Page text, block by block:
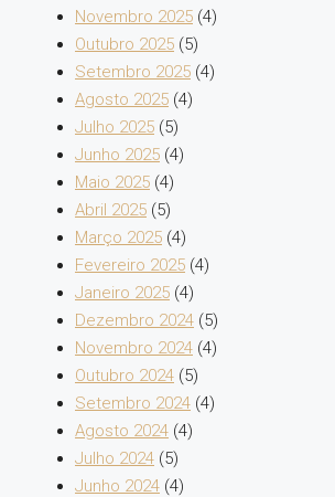
Novembro 2025 (4)
Outubro 2025 (5)
Setembro 2025 (4)
Agosto 2025 (4)
Julho 2025 (5)
Junho 2025 (4)
Maio 2025 (4)
Abril 2025 (5)
Março 2025 (4)
Fevereiro 2025 (4)
Janeiro 2025 (4)
Dezembro 2024 (5)
Novembro 2024 (4)
Outubro 2024 (5)
Setembro 2024 (4)
Agosto 2024 (4)
Julho 2024 (5)
Junho 2024 (4)